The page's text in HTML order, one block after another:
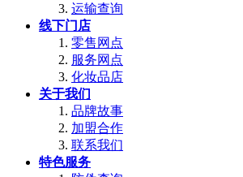
运输查询
线下门店
零售网点
服务网点
化妆品店
关于我们
品牌故事
加盟合作
联系我们
特色服务